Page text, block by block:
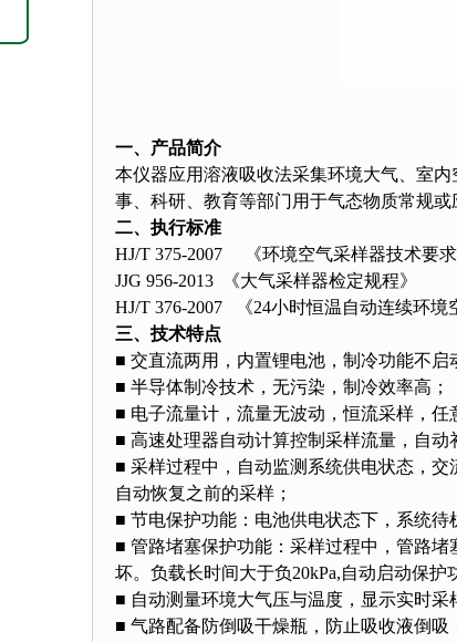
一、产品简介
本仪器应用溶液吸收法采集环境大气、室
事、科研、教育等部门用于气态物质常规或
二、执行标准
HJ/T 375-2007 《环境空气采样器技术要求
JJG 956-2013 《大气采样器检定规程》
HJ/T 376-2007 《24小时恒温自动连续环境
三、技术特点
■ 交直流两用，内置锂电池，制冷功能不启
■ 半导体制冷技术，无污染，制冷效率高；
■ 电子流量计，流量无波动，恒流采样，任
■ 高速处理器自动计算控制采样流量，自动
■ 采样过程中，自动监测系统供电状态，
自动恢复之前的采样；
■ 节电保护功能：电池供电状态下，系统
■ 管路堵塞保护功能：采样过程中，管路
坏。负载长时间大于负20kPa,自动启动保护
■ 自动测量环境大气压与温度，显示实时采
■ 气路配备防倒吸干燥瓶，防止吸收液倒吸